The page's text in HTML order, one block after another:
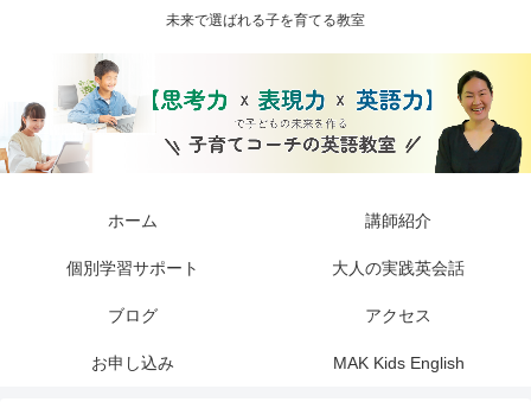
未来で選ばれる子を育てる教室
ホーム 講師紹介
個別学習サポート 大人の実践英会話
ブログ アクセス
お申し込み MAK Kids English